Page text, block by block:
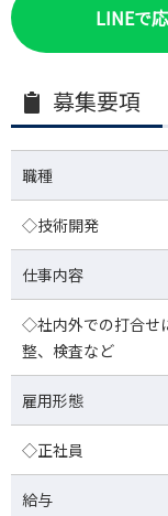
LINEで
募集要項
職種
◇技術開発
仕事内容
◇社内外での打合せ
整、検査など
雇用形態
◇正社員
給与